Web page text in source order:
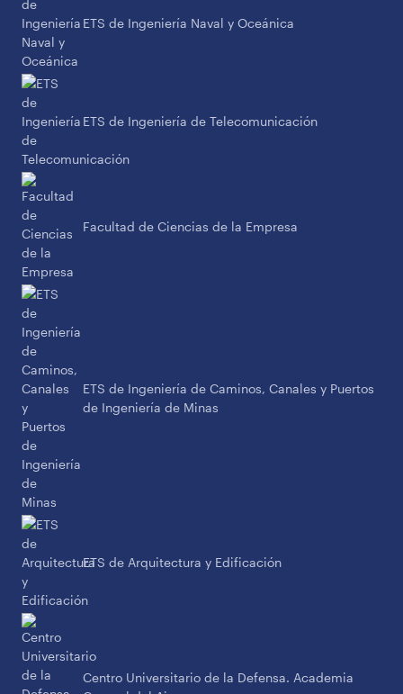
ETS de Ingeniería Naval y Oceánica
ETS de Ingeniería de Telecomunicación
Facultad de Ciencias de la Empresa
ETS de Ingeniería de Caminos, Canales y Puertos
de Ingeniería de Minas
ETS de Arquitectura y Edificación
Centro Universitario de la Defensa. Academia